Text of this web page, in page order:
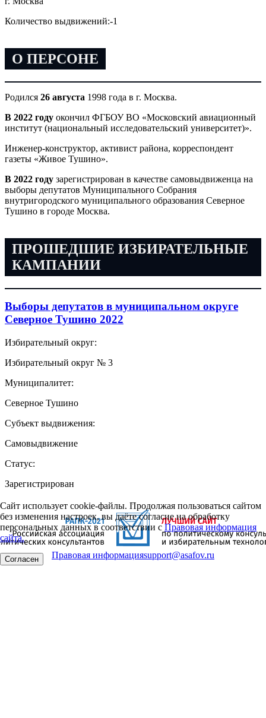
Количество выдвижений:-1
О ПЕРСОНЕ
Родился 26 августа 1998 года в г. Москва.
В 2022 году окончил ФГБОУ ВО «Московский авиационный
институт (национальный исследовательский университет)».
Инженер-конструктор, активист района, корреспондент
газеты «Живое Тушино».
В 2022 году зарегистрирован в качестве самовыдвиженца на
выборы депутатов Муниципального Собрания
внутригородского муниципального образования Северное
Тушино в городе Москва.
ПРОШЕДШИЕ ИЗБИРАТЕЛЬНЫЕ
КАМПАНИИ
Выборы депутатов в муниципальном округе
Северное Тушино 2022
Избирательный округ:
Избирательный округ № 3
Муниципалитет:
Северное Тушино
Субъект выдвижения:
Самовыдвижение
Статус:
Зарегистрирован
Сайт использует cookie-файлы. Продолжая пользоваться сайтом
без изменения настроек, вы даёте согласие на обработку
персональных данных в соответствии сПравовая информация
сайта.
Согласен Правовая информацияsupport@asafov.ru